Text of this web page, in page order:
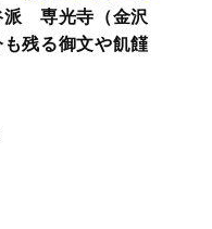
派 専光寺（金沢
残る御文や飢饉